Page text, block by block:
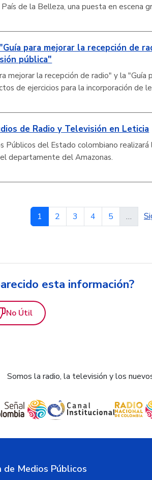
de la Belleza, una puesta en escena
para mejorar la recepción de
pública"
mejorar la recepción de radio" y la
de ejercicios para la incorporación de
de Radio y Televisión en Leticia
Públicos del Estado colombiano
departamente del Amazonas.
Página
1 Página
2 Página
3 Página
4 Página
5 …
esta información?
No Útil
Somos la radio, la televisión y los
de Medios Públicos